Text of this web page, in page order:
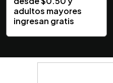
adultos mayores
ingresan gratis